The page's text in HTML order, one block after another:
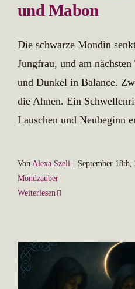
und Mabon
Die schwarze Mondin
Jungfrau, und am
und Dunkel in Balance.
die Ahnen. Ein
Lauschen und Neubeginn
Von Alexa Szeli September 18th,
Mondzauber
Weiterlesen